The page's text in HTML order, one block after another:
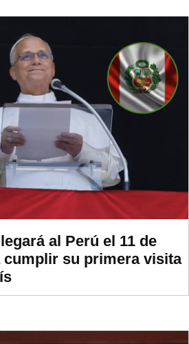
al Perú el 11 de
cumplir su primera visita